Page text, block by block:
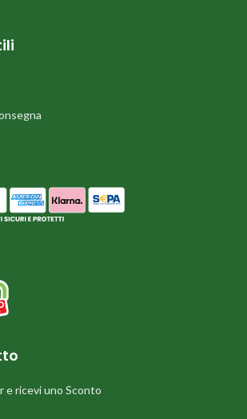
e ricevi uno Sconto